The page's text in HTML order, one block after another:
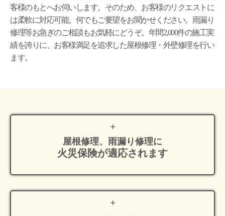
客様のもとへお伺いします。そのため、お客様のリクエストに
は柔軟に対応可能。何でもご要望をお聞かせください。雨漏り
修理等お急ぎのご相談もお気軽にどうぞ。年間2,000件の施工実
績を誇りに、お客様満足を追求した屋根修理・外壁修理を行い
ます。
屋根修理、雨漏り修理に
火災保険が適応されます